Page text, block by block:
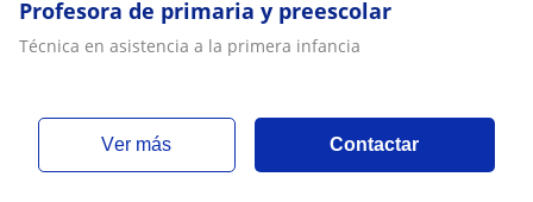
Profesora de primaria y preescolar
Técnica en asistencia a la primera infancia
ver más Contactar